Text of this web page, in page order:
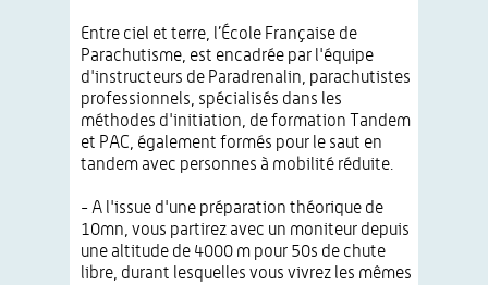
Entre ciel et terre, l’École Française de
Parachutisme, est encadrée par l'équipe
d'instructeurs de Paradrenalin, parachutistes
professionnels, spécialisés dans les
méthodes d'initiation, de formation Tandem
et PAC, également formés pour le saut en
tandem avec personnes à mobilité réduite.
- A l'issue d'une préparation théorique de
10mn, vous partirez avec un moniteur depuis
une altitude de 4000 m pour 50s de chute
libre, durant lesquelles vous vivrez les mêmes